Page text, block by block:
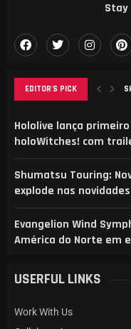
EDITOR'S PICK
Hololive lança
holoWitches! com
Shumatsu Touring:
explode nas
Evangelion Wind
América do Norte em
Stay
USERFUL LINKS
Work With Us